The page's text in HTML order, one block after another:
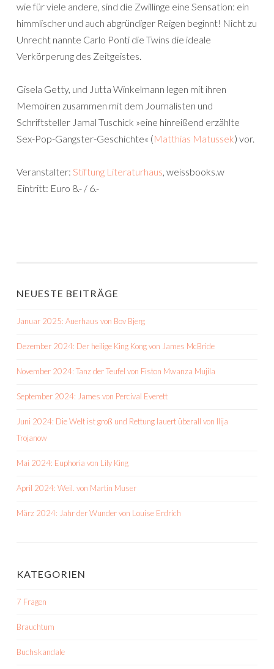
wie für viele andere, sind die Zwillinge eine Sensation: ein
himmlischer und auch abgründiger Reigen beginnt! Nicht zu
Unrecht nannte Carlo Ponti die Twins die ideale
Verkörperung des Zeitgeistes.
Gisela Getty, und Jutta Winkelmann legen mit ihren
Memoiren zusammen mit dem Journalisten und
Schriftsteller Jamal Tuschick »eine hinreißend erzählte
Sex-Pop-Gangster-Geschichte« (Matthias Matussek) vor.
Veranstalter: Stiftung Literaturhaus, weissbooks.w
Eintritt: Euro 8.- / 6.-
NEUESTE BEITRÄGE
Januar 2025: Auerhaus von Bov Bjerg
Dezember 2024: Der heilige King Kong von James McBride
November 2024: Tanz der Teufel von Fiston Mwanza Mujila
September 2024: James von Percival Everett
Juni 2024: Die Welt ist groß und Rettung lauert überall von Ilija
Trojanow
Mai 2024: Euphoria von Lily King
April 2024: Weil. von Martin Muser
März 2024: Jahr der Wunder von Louise Erdrich
KATEGORIEN
7 Fragen
Brauchtum
Buchskandale